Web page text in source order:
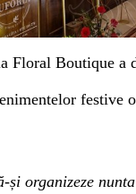
Floral Boutique a
festive
și organizeze